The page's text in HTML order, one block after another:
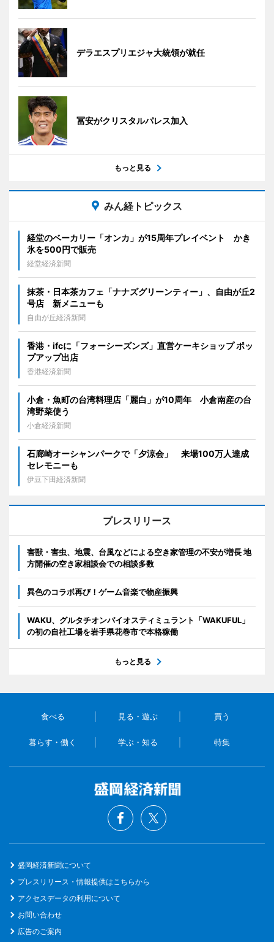
デラエスプリエジャ大統領が就任
冨安がクリスタルパレス加入
もっと見る
みん経トピックス
経堂のベーカリー「オンカ」が15周年プレイベント かき
氷を500円で販売
経堂経済新聞
抹茶・日本茶カフェ「ナナズグリーンティー」、自由が丘2
号店 新メニューも
自由が丘経済新聞
香港・ifcに「フォーシーズンズ」直営ケーキショップ ポッ
プアップ出店
香港経済新聞
小倉・魚町の台湾料理店「麗白」が10周年 小倉南産の台
湾野菜使う
小倉経済新聞
石廊崎オーシャンパークで「夕涼会」 来場100万人達成
セレモニーも
伊豆下田経済新聞
プレスリリース
害獣・害虫、地震、台風などによる空き家管理の不安が増長 地
方開催の空き家相談会での相談多数
異色のコラボ再び！ゲーム音楽で物産振興
WAKU、グルタチオンバイオスティミュラント「WAKUFUL」
の初の自社工場を岩手県花巻市で本格稼働
もっと見る
食べる 見る・遊ぶ 買う
暮らす・働く 学ぶ・知る 特集
盛岡経済新聞について
プレスリリース・情報提供はこちらから
アクセスデータの利用について
お問い合わせ
広告のご案内